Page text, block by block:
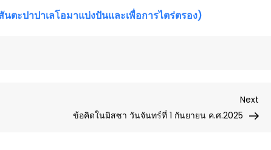
ตะปาปาเลโอมาแบ่งปันและเพื่อการไตร่ตรอง)
Post
Next
ข้อคิดในมิสซา วันจันทร์ที่ 1 กันยายน ค.ศ.2025